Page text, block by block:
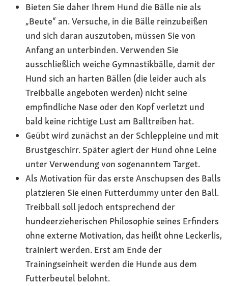
Bieten Sie daher Ihrem Hund die Bälle nie als
„Beute“ an. Versuche, in die Bälle reinzubeißen
und sich daran auszutoben, müssen Sie von
Anfang an unterbinden. Verwenden Sie
ausschließlich weiche Gymnastikbälle, damit der
Hund sich an harten Bällen (die leider auch als
Treibbälle angeboten werden) nicht seine
empfindliche Nase oder den Kopf verletzt und
bald keine richtige Lust am Balltreiben hat.
Geübt wird zunächst an der Schleppleine und mit
Brustgeschirr. Später agiert der Hund ohne Leine
unter Verwendung von sogenanntem Target.
Als Motivation für das erste Anschupsen des Balls
platzieren Sie einen Futterdummy unter den Ball.
Treibball soll jedoch entsprechend der
hundeerzieherischen Philosophie seines Erfinders
ohne externe Motivation, das heißt ohne Leckerlis,
trainiert werden. Erst am Ende der
Trainingseinheit werden die Hunde aus dem
Futterbeutel belohnt.